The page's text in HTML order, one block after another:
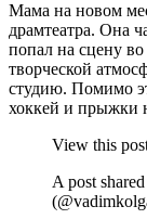
Мама на новом
драмтеатра. Она
попал на сцену
творческой
студию. Помимо
хоккей и прыжки
View this
A post